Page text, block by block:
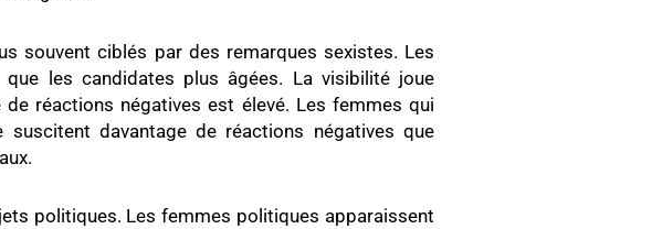
souvent ciblés par des remarques sexistes. Les
les candidates plus âgées. La visibilité joue
réactions négatives est élevé. Les femmes qui
davantage de réactions négatives que
politiques. Les femmes politiques apparaissent